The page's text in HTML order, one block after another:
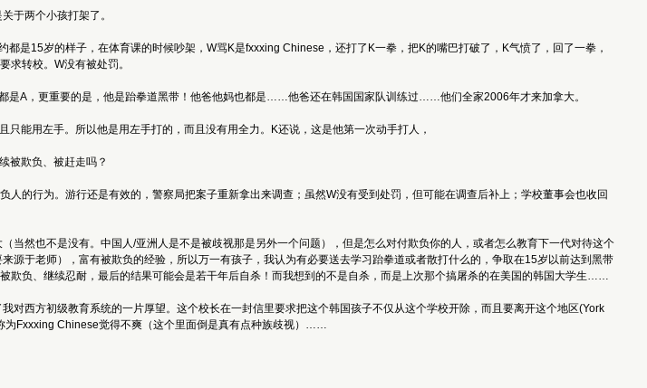
于两个小孩打架了。
是15岁的样子，在体育课的时候吵架，W骂K是fxxxing Chinese，还打了K一拳，把K的嘴巴打破了，K气愤了，回了一拳，
求转校。W没有被处罚。
是A，更重要的是，他是跆拳道黑带！他爸他妈也都是……他爸还在韩国国家队训练过……他们全家2006年才来加拿大。
能用左手。所以他是用左手打的，而且没有用全力。K还说，这是他第一次动手打人，
被欺负、被赶走吗？
的行为。游行还是有效的，警察局把案子重新拿出来调查；虽然W没有受到处罚，但可能在调查后补上；学校董事会也收回
当然也不是没有。中国人/亚洲人是不是被歧视那是另外一个问题），但是怎么对付欺负你的人，或者怎么教育下一代对待这个
源于老师），富有被欺负的经验，所以万一有孩子，我认为有必要送去学习跆拳道或者散打什么的，争取在15岁以前达到黑带
欺负、继续忍耐，最后的结果可能会是若干年后自杀！而我想到的不是自杀，而是上次那个搞屠杀的在美国的韩国大学生……
对西方初级教育系统的一片厚望。这个校长在一封信里要求把这个韩国孩子不仅从这个学校开除，而且要离开这个地区(York
为Fxxxing Chinese觉得不爽（这个里面倒是真有点种族歧视）……